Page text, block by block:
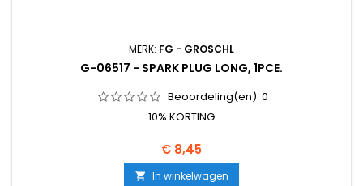
MERK: FG - GROSCHL
G-06517 - SPARK PLUG LONG, 1PCE.
Beoordeling(en): 0
10% KORTING
Prijs
€ 8,45
 In winkelwagen